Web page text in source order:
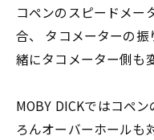
コペンのスピードメー
合、 タコメーターの
緒にタコメーター側も
MOBY DICKではコペ
ろんオーバーホールも